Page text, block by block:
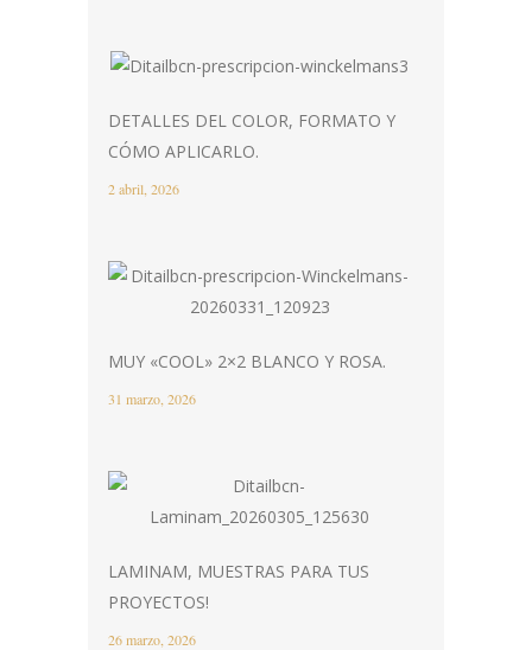
DETALLES DEL COLOR, FORMATO Y
CÓMO APLICARLO.
2 abril, 2026
MUY «COOL» 2×2 BLANCO Y ROSA.
31 marzo, 2026
LAMINAM, MUESTRAS PARA TUS
PROYECTOS!
26 marzo, 2026